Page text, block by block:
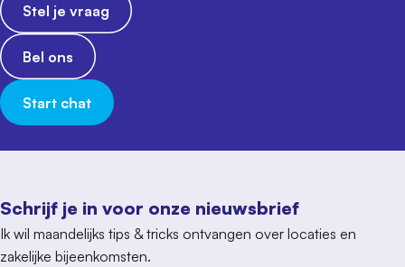
Schrijf je in voor onze nieuwsbrief
Ik wil maandelijks tips & tricks ontvangen over locaties en
zakelijke bijeenkomsten.
Stel je vraag
Bel ons
Start chat